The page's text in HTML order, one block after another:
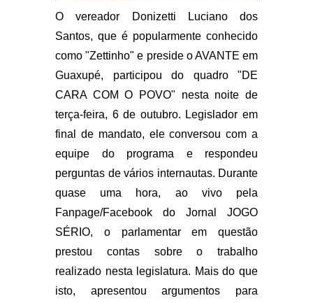
O vereador Donizetti Luciano dos
Santos, que é popularmente conhecido
como "Zettinho" e preside o AVANTE em
Guaxupé, participou do quadro "DE
CARA COM O POVO" nesta noite de
terça-feira, 6 de outubro. Legislador em
final de mandato, ele conversou com a
equipe do programa e respondeu
perguntas de vários internautas. Durante
quase uma hora, ao vivo pela
Fanpage/Facebook do Jornal JOGO
SÉRIO, o parlamentar em questão
prestou contas sobre o trabalho
realizado nesta legislatura. Mais do que
isto, apresentou argumentos para